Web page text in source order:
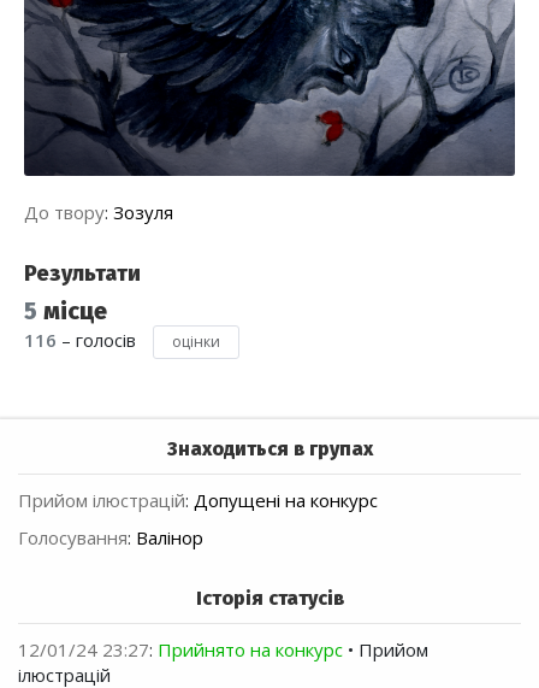
До твору: Зозуля
Результати
5 місце
116 – голосів оцінки
Знаходиться в групах
Прийом ілюстрацій: Допущені на конкурс
Голосування: Валінор
Історія статусів
12/01/24 23:27: Прийнято на конкурс • Прийом
ілюстрацій